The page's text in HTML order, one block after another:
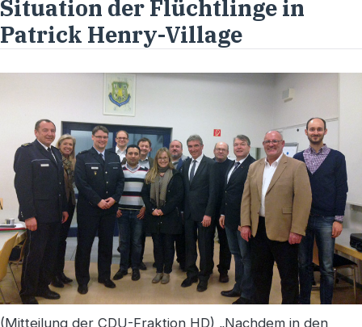
Situation der Flüchtlinge in
Patrick Henry-Village
(Mitteilung der CDU-Fraktion HD) „Nachdem in den